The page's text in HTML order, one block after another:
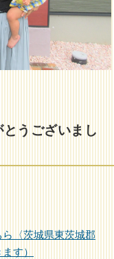
うございまし
ら〈茨城県東茨城郡
す）